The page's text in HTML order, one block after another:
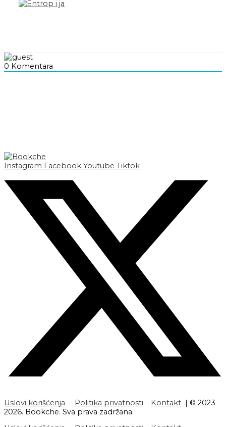
0 Komentara
Instagram Facebook Youtube Tiktok
Uslovi korišćenja – Politika privatnosti – Kontakt | © 2023 –
2026. Bookche. Sva prava zadržana.